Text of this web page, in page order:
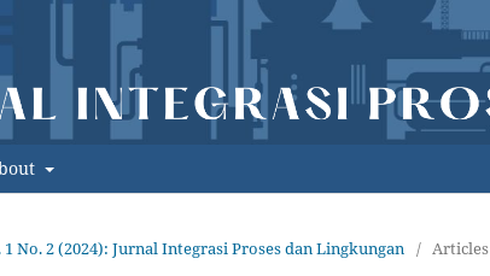
1 No. 2 (2024): Jurnal Integrasi Proses dan Lingkungan / Articles